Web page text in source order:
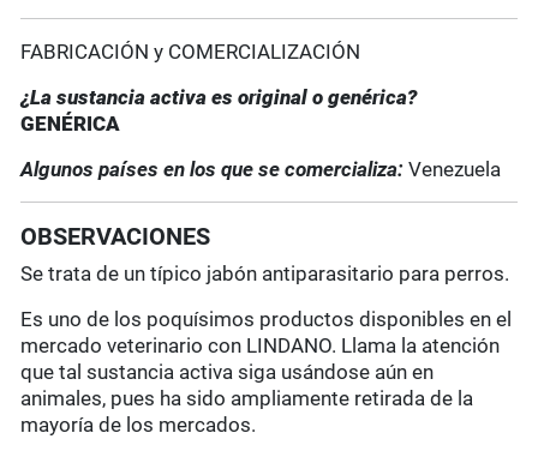
FABRICACIÓN y COMERCIALIZACIÓN
¿La sustancia activa es original o genérica?
GENÉRICA
Algunos países en los que se comercializa:Venezuela
OBSERVACIONES
Se trata de un típico jabón antiparasitario para perros.
Es uno de los poquísimos productos disponibles en el
mercado veterinario con LINDANO. Llama la atención
que tal sustancia activa siga usándose aún en
animales, pues ha sido ampliamente retirada de la
mayoría de los mercados.